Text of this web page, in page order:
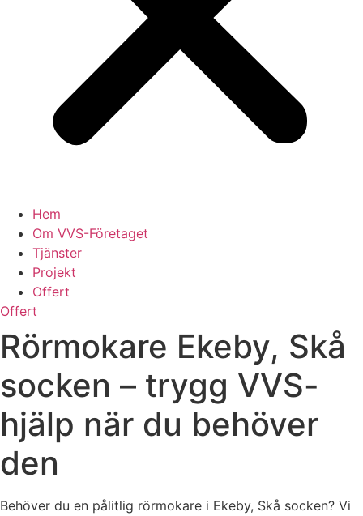
Hem
Om VVS-Företaget
Tjänster
Projekt
Offert
Offert
Rörmokare Ekeby, Skå
socken – trygg VVS-
hjälp när du behöver
den
Behöver du en pålitlig rörmokare i Ekeby, Skå socken? Vi